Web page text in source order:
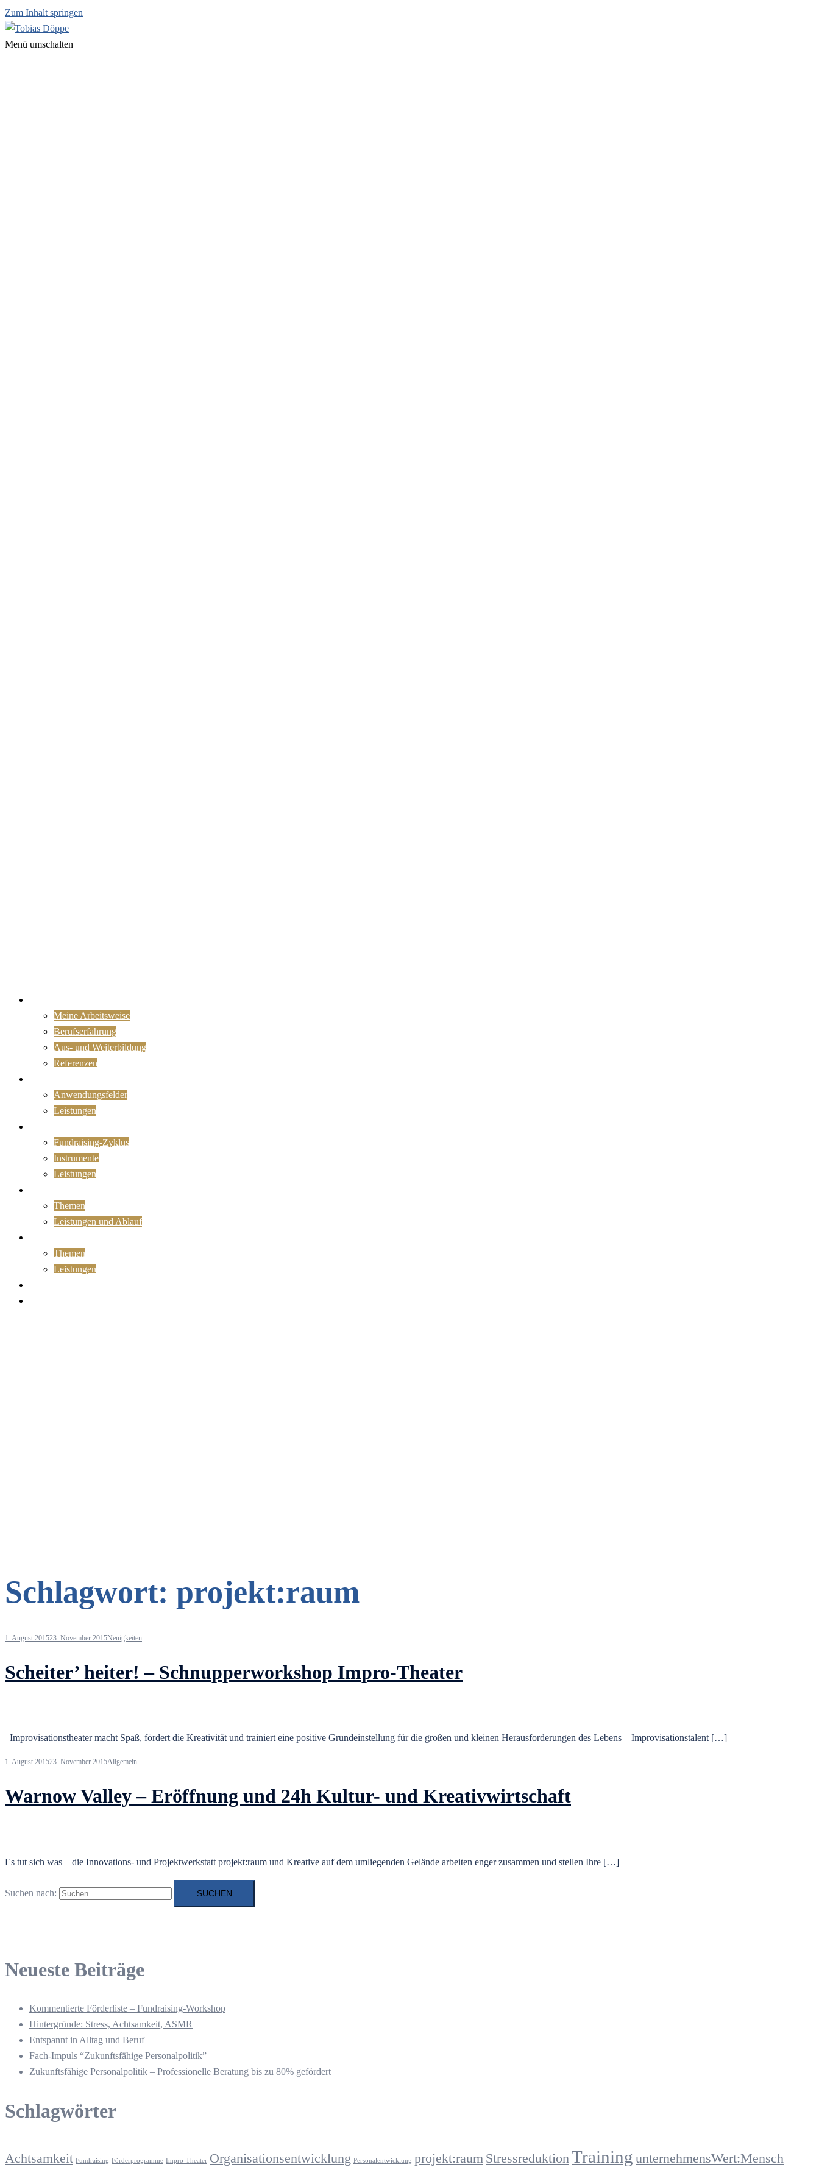
Zum Inhalt springen
Menü umschalten
Meine Arbeitsweise
Berufserfahrung
Aus- und Weiterbildung
Referenzen
Anwendungsfelder
Leistungen
Fundraising-Zyklus
Instrumente
Leistungen
Themen
Leistungen und Ablauf
Themen
Leistungen
Schlagwort: projekt:raum
1. August 201523. November 2015Neuigkeiten
Scheiter’ heiter! – Schnupperworkshop Impro-Theater
Improvisationstheater macht Spaß, fördert die Kreativität und trainiert eine positive Grundeinstellung für die großen und kleinen Herausforderungen des Lebens – Improvisationstalent […]
1. August 201523. November 2015Allgemein
Warnow Valley – Eröffnung und 24h Kultur- und Kreativwirtschaft
Es tut sich was – die Innovations- und Projektwerkstatt projekt:raum und Kreative auf dem umliegenden Gelände arbeiten enger zusammen und stellen Ihre […]
Suchen nach:
Neueste Beiträge
Kommentierte Förderliste – Fundraising-Workshop
Hintergründe: Stress, Achtsamkeit, ASMR
Entspannt in Alltag und Beruf
Fach-Impuls “Zukunftsfähige Personalpolitik”
Zukunftsfähige Personalpolitik – Professionelle Beratung bis zu 80% gefördert
Schlagwörter
Achtsamkeit Fundraising Förderprogramme Impro-Theater Organisationsentwicklung Personalentwicklung projekt:raum Stressreduktion Training unternehmensWert:Mensch